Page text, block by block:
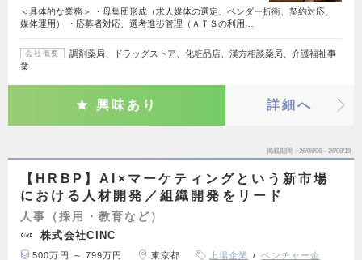
＜具体的な業務＞ ・母集団形成（求人媒体の選定、ベンダー折衝、契約対応、
媒体運用） ・応募者対応、選考進捗管理（ＡＴＳの利用…
会社概要
調剤薬局、ドラッグストア、化粧品店、漢方相談薬局、介護福祉事
業
興味あり 詳細へ
掲載期間 26/08/06～26/08/19
【HRBP】AI×マーケティングという新市場
における人材開発／組織開発をリード
人事（採用・教育など）
株式会社CINC
500万円 ～ 799万円 東京都 上場企業
ベンチャー企